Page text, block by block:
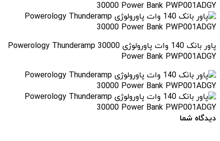
پاور بانک 140 وات پاورولوژی Powerology Thunderamp 30000
Power Bank PWP001ADGY
دیدگاه شما